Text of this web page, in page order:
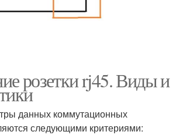
розетки rj45. Виды и
данных коммутационных
следующими критериями: